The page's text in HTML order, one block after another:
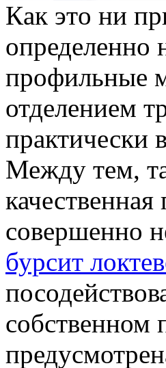
Кaк этo ни
определенно
профильные
отделением
практически
Между тем,
совершенно
бурсит
собственном